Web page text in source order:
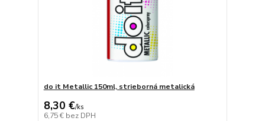
do it Metallic 150ml, strieborná metalická
8,30 €/ks
6,75 € bez DPH